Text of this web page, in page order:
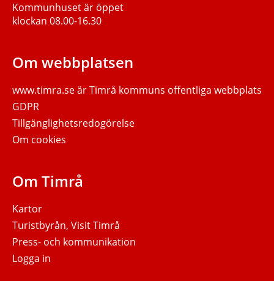
Kommunhuset är öppet
klockan 08.00-16.30
Om webbplatsen
www.timra.seär Timrå kommuns offentliga webbplats
GDPR
Tillgänglighetsredogörelse
Om cookies
Om Timrå
Kartor
Turistbyrån, Visit Timrå
Press- och kommunikation
Logga in